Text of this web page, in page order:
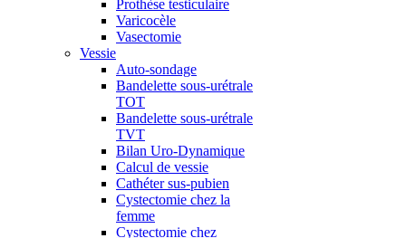
Prothèse testiculaire
Varicocèle
Vasectomie
Vessie
Auto-sondage
Bandelette sous-urétrale
TOT
Bandelette sous-urétrale
TVT
Bilan Uro-Dynamique
Calcul de vessie
Cathéter sus-pubien
Cystectomie chez la
femme
Cystectomie chez